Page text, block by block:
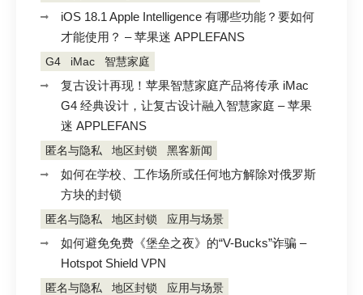
iOS 18.1 Apple Intelligence 有哪些功能？要如何
才能使用？ – 苹果迷 APPLEFANS
G4 iMac 智慧家庭
复古设计再现！苹果智慧家庭产品将传承 iMac
G4 经典设计，让复古设计融入智慧家庭 – 苹果
迷 APPLEFANS
匿名与隐私 地区封锁 黑客新闻
如何在学校、工作场所或任何地方解除对俄罗斯
方块的封锁
匿名与隐私 地区封锁 应用与场景
如何避免免费《堡垒之夜》的“V-Bucks”诈骗 –
Hotspot Shield VPN
匿名与隐私 地区封锁 应用与场景